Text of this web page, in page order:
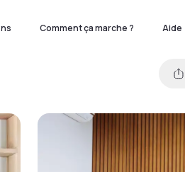
Comment ça marche ? Aide